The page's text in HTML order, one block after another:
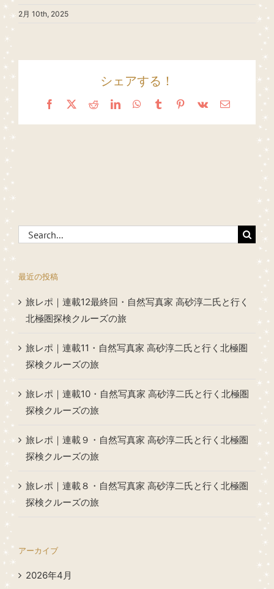
2月 10th, 2025
シェアする！
Facebook
X RedditLinkedInWhatsApp
TumblrPinterest
Vk Email
Search
for:
最近の投稿
旅レポ｜連載12最終回・自然写真家 高砂淳二氏と行く
北極圏探検クルーズの旅
旅レポ｜連載11・自然写真家 高砂淳二氏と行く北極圏
探検クルーズの旅
旅レポ｜連載10・自然写真家 高砂淳二氏と行く北極圏
探検クルーズの旅
旅レポ｜連載９・自然写真家 高砂淳二氏と行く北極圏
探検クルーズの旅
旅レポ｜連載８・自然写真家 高砂淳二氏と行く北極圏
探検クルーズの旅
アーカイブ
2026年4月